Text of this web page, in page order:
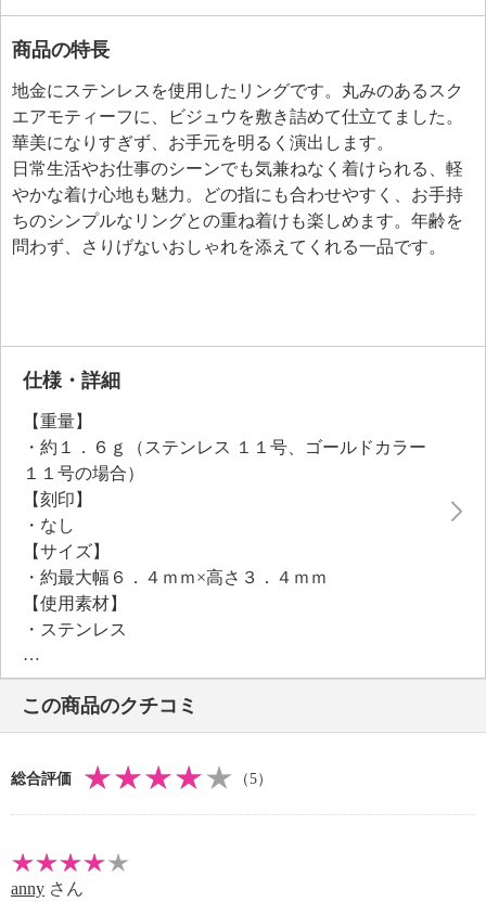
商品の特長
地金にステンレスを使用したリングです。丸みのあるスク
エアモティーフに、ビジュウを敷き詰めて仕立てました。
華美になりすぎず、お手元を明るく演出します。
日常生活やお仕事のシーンでも気兼ねなく着けられる、軽
やかな着け心地も魅力。どの指にも合わせやすく、お手持
ちのシンプルなリングとの重ね着けも楽しめます。年齢を
問わず、さりげないおしゃれを添えてくれる一品です。
仕様・詳細
【重量】
・約１．６ｇ（ステンレス １１号、ゴールドカラー
１１号の場合）
【刻印】
・なし
【サイズ】
・約最大幅６．４ｍｍ×高さ３．４ｍｍ
【使用素材】
・ステンレス
【メッキ素材】
・材質：ゴールドトーンコート（ゴールドカラー）
【その他】
・個体差あり
この商品のクチコミ
総合評価 （5）
anny さん